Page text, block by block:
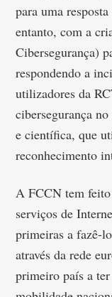
para uma
entanto, com a
Cibersegurança)
respondendo a
utilizadores da
cibersegurança
e científica, que
reconhecimento
A FCCN tem
serviços de
primeiras a fazê-
através da rede
primeiro país a